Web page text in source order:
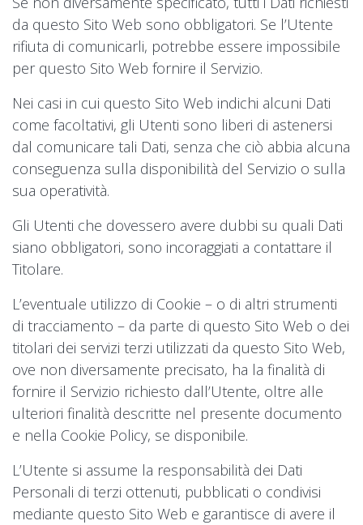
da questo Sito Web sono obbligatori. Se l’Utente
rifiuta di comunicarli, potrebbe essere impossibile
per questo Sito Web fornire il Servizio.
Nei casi in cui questo Sito Web indichi alcuni Dati
come facoltativi, gli Utenti sono liberi di astenersi
dal comunicare tali Dati, senza che ciò abbia alcuna
conseguenza sulla disponibilità del Servizio o sulla
sua operatività.
Gli Utenti che dovessero avere dubbi su quali Dati
siano obbligatori, sono incoraggiati a contattare il
Titolare.
L’eventuale utilizzo di Cookie – o di altri strumenti
di tracciamento – da parte di questo Sito Web o dei
titolari dei servizi terzi utilizzati da questo Sito Web,
ove non diversamente precisato, ha la finalità di
fornire il Servizio richiesto dall’Utente, oltre alle
ulteriori finalità descritte nel presente documento
e nella Cookie Policy, se disponibile.
L’Utente si assume la responsabilità dei Dati
Personali di terzi ottenuti, pubblicati o condivisi
mediante questo Sito Web e garantisce di avere il